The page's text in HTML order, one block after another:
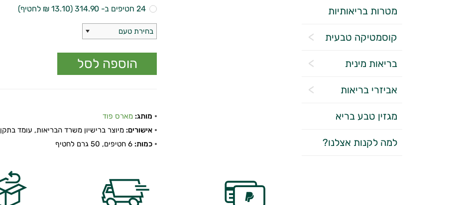
מטרות בריאותיות
קוסמטיקה טבעית
בריאות מינית
אביזרי בריאות
מגזין טבע בריא
למה לקנות אצלנו?
24 חטיפים ב- 314.90 (13.10 ₪ לחטיף)
בחירת טעם
מותג: מארס פוד
אישורים: מיוצר ברישיון משרד הבריאות, עומד בתקן GMP
כמות: